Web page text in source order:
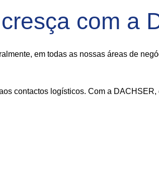
com a
em todas as nossas áreas de
contactos logísticos. Com a